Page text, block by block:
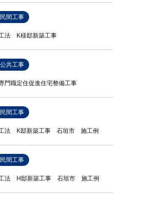
民間工事
法 K様邸新築工事
公共工事
門職定住促進住宅整備工事
民間工事
工法 K邸新築工事 石垣市 施工例
民間工事
工法 H邸新築工事 石垣市 施工例